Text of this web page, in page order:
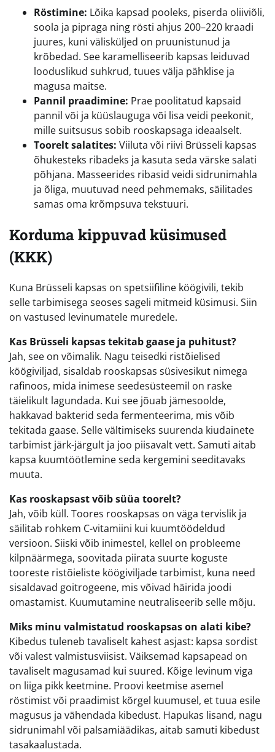
Röstimine: Lõika kapsad pooleks, piserda oliiviõli,
soola ja pipraga ning rösti ahjus 200–220 kraadi
juures, kuni välisküljed on pruunistunud ja
krõbedad. See karamelliseerib kapsas leiduvad
looduslikud suhkrud, tuues välja pähklise ja
magusa maitse.
Pannil praadimine: Prae poolitatud kapsaid
pannil või ja küüslauguga või lisa veidi peekonit,
mille suitsusus sobib rooskapsaga ideaalselt.
Toorelt salatites: Viiluta või riivi Brüsseli kapsas
õhukesteks ribadeks ja kasuta seda värske salati
põhjana. Masseerides ribasid veidi sidrunimahla
ja õliga, muutuvad need pehmemaks, säilitades
samas oma krõmpsuva tekstuuri.
Korduma kippuvad küsimused
(KKK)
Kuna Brüsseli kapsas on spetsiifiline köögivili, tekib
selle tarbimisega seoses sageli mitmeid küsimusi. Siin
on vastused levinumatele muredele.
Kas Brüsseli kapsas tekitab gaase ja puhitust?
Jah, see on võimalik. Nagu teisedki ristõielised
köögiviljad, sisaldab rooskapsas süsivesikut nimega
rafinoos, mida inimese seedesüsteemil on raske
täielikult lagundada. Kui see jõuab jämesoolde,
hakkavad bakterid seda fermenteerima, mis võib
tekitada gaase. Selle vältimiseks suurenda kiudainete
tarbimist järk-järgult ja joo piisavalt vett. Samuti aitab
kapsa kuumtöötlemine seda kergemini seeditavaks
muuta.
Kas rooskapsast võib süüa toorelt?
Jah, võib küll. Toores rooskapsas on väga tervislik ja
säilitab rohkem C-vitamiini kui kuumtöödeldud
versioon. Siiski võib inimestel, kellel on probleeme
kilpnäärmega, soovitada piirata suurte koguste
tooreste ristõieliste köögiviljade tarbimist, kuna need
sisaldavad goitrogeene, mis võivad häirida joodi
omastamist. Kuumutamine neutraliseerib selle mõju.
Miks minu valmistatud rooskapsas on alati kibe?
Kibedus tuleneb tavaliselt kahest asjast: kapsa sordist
või valest valmistusviisist. Väiksemad kapsapead on
tavaliselt magusamad kui suured. Kõige levinum viga
on liiga pikk keetmine. Proovi keetmise asemel
röstimist või praadimist kõrgel kuumusel, et tuua esile
magusus ja vähendada kibedust. Hapukas lisand, nagu
sidrunimahl või palsamiäädikas, aitab samuti kibedust
tasakaalustada.